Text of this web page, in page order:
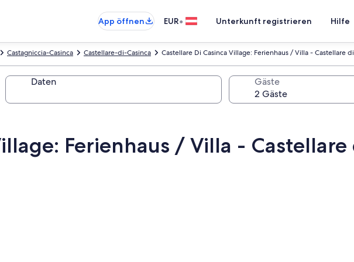
App öffnen
EUR• Unterkunft registrieren Hilfe
Castellare Di Casinca Village: Ferienhaus / Villa - Castellare
Castellare-di-Casinca
Castagniccia-Casinca
Daten Gäste
Ferienhaus / Villa - Castellare